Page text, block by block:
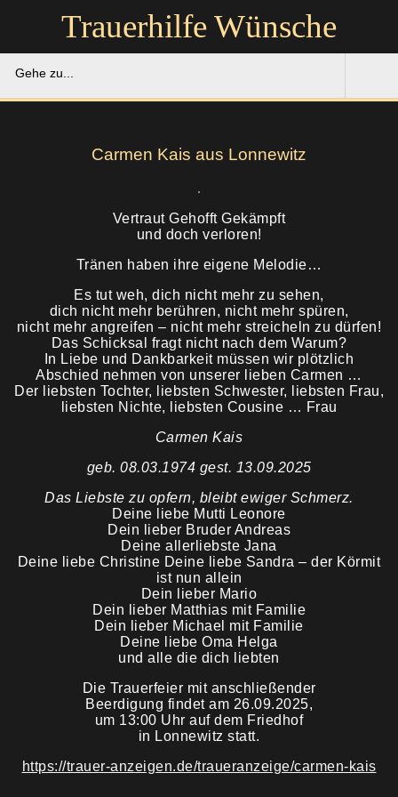
Gehe zu...
Gedenkportal
Soforthilfe
Bestattung
Abschied
Trauerfeier
Kontakt
Soforthilfe
Trauerhilfe Wünsche
Carmen Kais aus Lonnewitz
Vertraut Gehofft Gekämpft
und doch verloren!
Tränen haben ihre eigene Melodie…
Es tut weh, dich nicht mehr zu sehen,
dich nicht mehr berühren, nicht mehr spüren,
nicht mehr angreifen – nicht mehr streicheln zu dürfen!
Das Schicksal fragt nicht nach dem Warum?
In Liebe und Dankbarkeit müssen wir plötzlich
Abschied nehmen von unserer lieben Carmen …
Der liebsten Tochter, liebsten Schwester, liebsten Frau,
liebsten Nichte, liebsten Cousine … Frau
Carmen Kais
geb. 08.03.1974 gest. 13.09.2025
Das Liebste zu opfern, bleibt ewiger Schmerz.
Deine liebe Mutti Leonore
Dein lieber Bruder Andreas
Deine allerliebste Jana
Deine liebe Christine Deine liebe Sandra – der Körmit
ist nun allein
Dein lieber Mario
Dein lieber Matthias mit Familie
Dein lieber Michael mit Familie
Deine liebe Oma Helga
und alle die dich liebten
Die Trauerfeier mit anschließender
Beerdigung findet am 26.09.2025,
um 13:00 Uhr auf dem Friedhof
in Lonnewitz statt.
https://trauer-anzeigen.de/traueranzeige/carmen-kais